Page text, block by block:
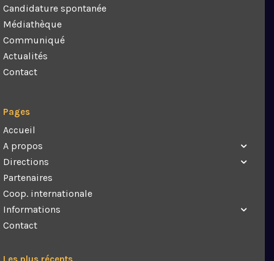
Pages
Accueil
A propos
Directions
Partenaires
Coop. internationale
Informations
Contact
Candidature spontanée
Médiathèque
Communiqué
Actualités
Contact